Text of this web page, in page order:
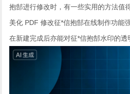
抱郜进行修改时，有一些实用的方法值
美化 PDF 修改征*信抱郜在线制作功能
在新建完成后亦能对征*信抱郜水印的透